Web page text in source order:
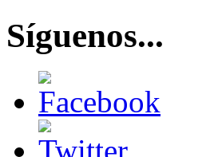
Síguenos...